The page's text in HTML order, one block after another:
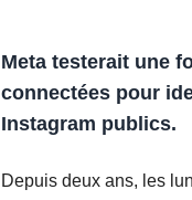
Meta testerait une
connectées pour
Instagram publics.
Depuis deux ans, les